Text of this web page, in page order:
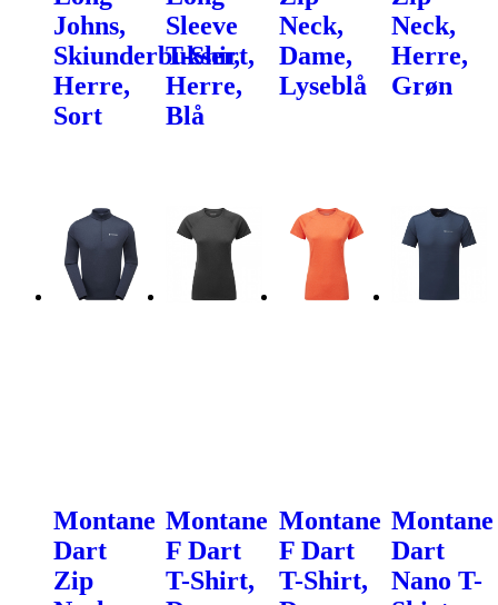
Johns,
Skiunderbukser,
Herre,
Sort
Sleeve
T-Shirt,
Herre,
Blå
Neck,
Dame,
Lyseblå
Neck,
Herre,
Grøn
Montane
Dart
Zip
Montane
F Dart
T-Shirt,
Montane
F Dart
T-Shirt,
Montane
Dart
Nano T-